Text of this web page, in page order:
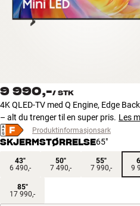
Tilbehør
NYHETER
TILBUD
Finn Butikk
Kundeservice
Logg inn
Kundeservice
9 990,-/ STK
4K QLED-TV med Q Engine, Edge
– alt du trenger til en super pris. Les
Produktinformasjonsark
SKJERMSTØRRELSE65"
43"
6 490,-
50"
7 490,-
55"
7 990,-
9
85"
17 990,-